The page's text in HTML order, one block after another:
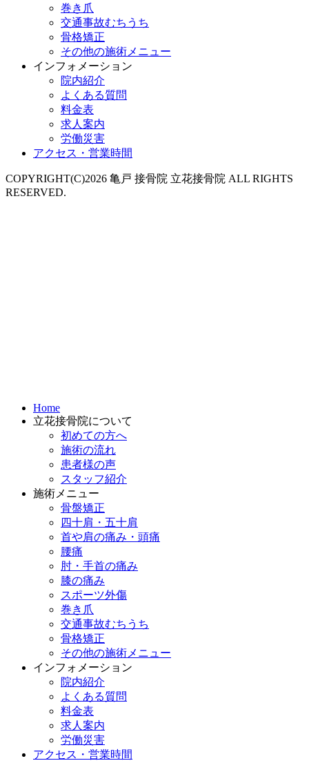
巻き爪
交通事故むちうち
骨格矯正
その他の施術メニュー
インフォメーション
院内紹介
よくある質問
料金表
求人案内
労働災害
アクセス・営業時間
COPYRIGHT(C)2026 亀戸 接骨院 立花接骨院 ALL RIGHTS
RESERVED.
Home
立花接骨院について
初めての方へ
施術の流れ
患者様の声
スタッフ紹介
施術メニュー
骨盤矯正
四十肩・五十肩
首や肩の痛み・頭痛
腰痛
肘・手首の痛み
膝の痛み
スポーツ外傷
巻き爪
交通事故むちうち
骨格矯正
その他の施術メニュー
インフォメーション
院内紹介
よくある質問
料金表
求人案内
労働災害
アクセス・営業時間